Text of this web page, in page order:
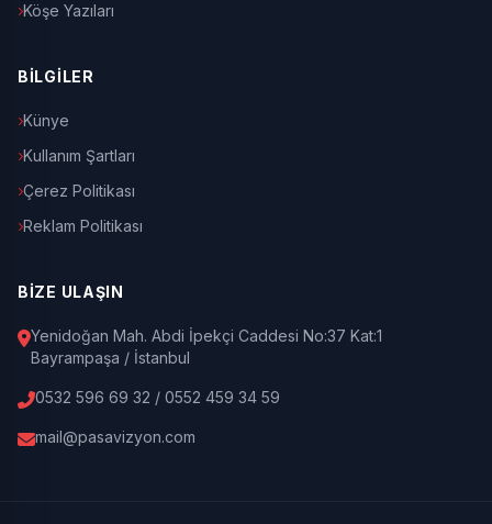
Köşe Yazıları
BİLGİLER
Künye
Kullanım Şartları
Çerez Politikası
Reklam Politikası
BİZE ULAŞIN
Yenidoğan Mah. Abdi İpekçi Caddesi No:37 Kat:1
Bayrampaşa / İstanbul
0532 596 69 32 / 0552 459 34 59
mail@pasavizyon.com